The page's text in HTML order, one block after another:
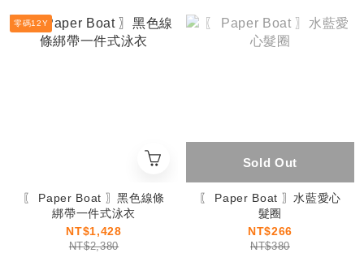
零碼12Y
〖 Paper Boat 〗黑色線條
綁帶一件式泳衣
NT$1,428
NT$2,380
Sold Out
〖 Paper Boat 〗水藍愛心
髮圈
NT$266
NT$380